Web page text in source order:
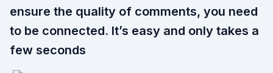
ensure the quality of comments, you need
to be connected. It’s easy and only takes a
few seconds